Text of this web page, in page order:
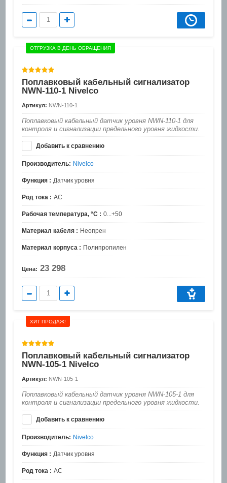
ОТГРУЗКА В ДЕНЬ ОБРАЩЕНИЯ
Поплавковый кабельный сигнализатор
NWN-110-1 Nivelco
Артикул: NWN-110-1
Поплавковый кабельный датчик уровня NWN-110-1 для
контроля и сигнализации предельного уровня жидкости.
Добавить к сравнению
Производитель: Nivelco
Функция : Датчик уровня
Род тока : AC
Рабочая температура, °C : 0...+50
Материал кабеля : Неопрен
Материал корпуса : Полипропилен
Цена: 23 298
ХИТ ПРОДАЖ!
Поплавковый кабельный сигнализатор
NWN-105-1 Nivelco
Артикул: NWN-105-1
Поплавковый кабельный датчик уровня NWN-105-1 для
контроля и сигнализации предельного уровня жидкости.
Добавить к сравнению
Производитель: Nivelco
Функция : Датчик уровня
Род тока : AC